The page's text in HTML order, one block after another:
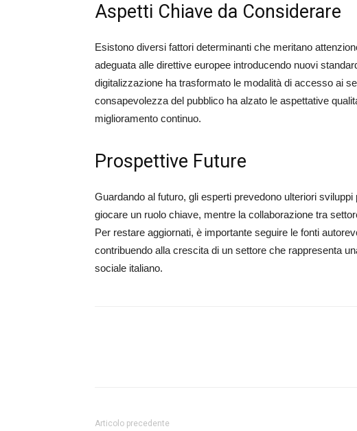
Aspetti Chiave da Considerare
Esistono diversi fattori determinanti che meritano
adeguata alle direttive europee introducendo nuovi
digitalizzazione ha trasformato le modalità di accesso ai
consapevolezza del pubblico ha alzato le aspettative
miglioramento continuo.
Prospettive Future
Guardando al futuro, gli esperti prevedono ulteriori
giocare un ruolo chiave, mentre la collaborazione tra
Per restare aggiornati, è importante seguire le fonti
contribuendo alla crescita di un settore che rappresenta
sociale italiano.
Articolo precedente